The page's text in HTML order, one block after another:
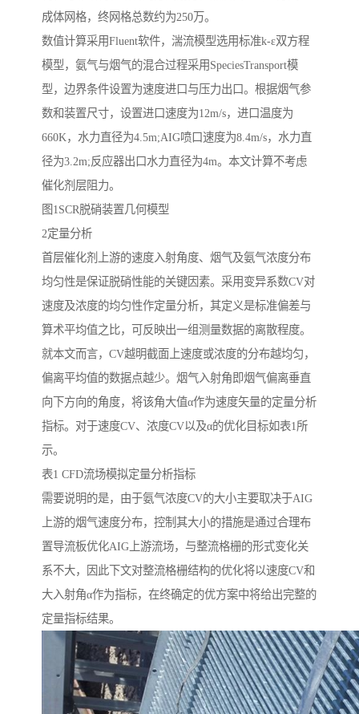
成体网格，终网格总数约为250万。
数值计算采用Fluent软件，湍流模型选用标准k-ε双方程
模型，氨气与烟气的混合过程采用SpeciesTransport模
型，边界条件设置为速度进口与压力出口。根据烟气参
数和装置尺寸，设置进口速度为12m/s，进口温度为
660K，水力直径为4.5m;AIG喷口速度为8.4m/s，水力直
径为3.2m;反应器出口水力直径为4m。本文计算不考虑
催化剂层阻力。
图1SCR脱硝装置几何模型
2定量分析
首层催化剂上游的速度入射角度、烟气及氨气浓度分布
均匀性是保证脱硝性能的关键因素。采用变异系数CV对
速度及浓度的均匀性作定量分析，其定义是标准偏差与
算术平均值之比，可反映出一组测量数据的离散程度。
就本文而言，CV越明截面上速度或浓度的分布越均匀，
偏离平均值的数据点越少。烟气入射角即烟气偏离垂直
向下方向的角度，将该角大值α作为速度矢量的定量分析
指标。对于速度CV、浓度CV以及α的优化目标如表1所
示。
表1 CFD流场模拟定量分析指标
需要说明的是，由于氨气浓度CV的大小主要取决于AIG
上游的烟气速度分布，控制其大小的措施是通过合理布
置导流板优化AIG上游流场，与整流格栅的形式变化关
系不大，因此下文对整流格栅结构的优化将以速度CV和
大入射角α作为指标，在终确定的优方案中将给出完整的
定量指标结果。